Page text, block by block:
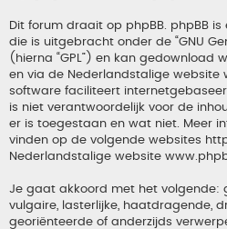
Dit forum draait op phpBB. phpBB
die is uitgebracht onder de “GNU
(hierna “GPL”) en kan gedownload
en via de Nederlandstalige website
software faciliteert
is niet verantwoordelijk voor de
er is toegestaan en wat niet. Meer
vinden op de volgende websites
Nederlandstalige website
Je gaat akkoord met het volgende:
vulgaire, lasterlijke, haatdragende,
georiënteerde of anderzijds